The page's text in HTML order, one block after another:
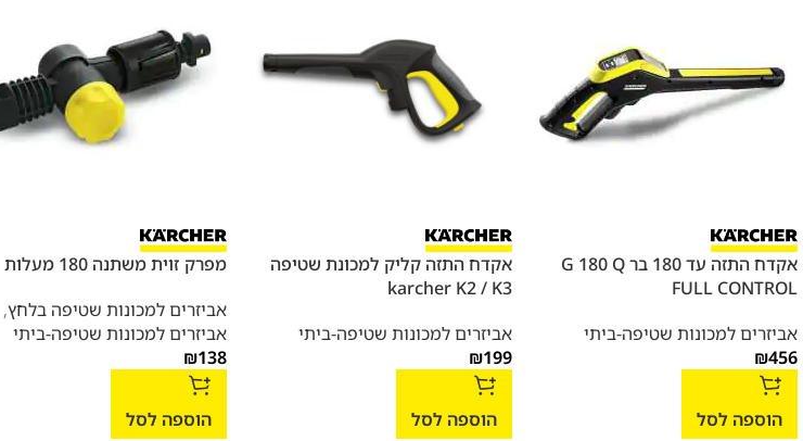
אקדח התזה עד 180 בר G 180 Q
FULL CONTROL
אביזרים למכונות שטיפה-ביתי
₪456
הוספה לסל
אקדח התזה קליק למכונת שטיפה
karcher K2 / K3
אביזרים למכונות שטיפה-ביתי
₪199
הוספה לסל
מפרק זוית משתנה 180 מעלות
אביזרים למכונות שטיפה בלחץ,
אביזרים למכונות שטיפה-ביתי
₪138
הוספה לסל